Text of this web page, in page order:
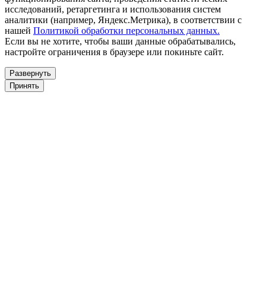
исследований, ретаргетинга и использования систем
аналитики (например, Яндекс.Метрика), в соответствии с
нашей Политикой обработки персональных данных.
Если вы не хотите, чтобы ваши данные обрабатывались,
настройте ограничения в браузере или покиньте сайт.
Развернуть
Принять